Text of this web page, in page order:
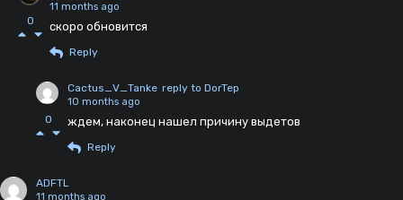
0
11 months ago
скоро обновится
Reply
0
Cactus_V_Tanke reply to DorTep
10 months ago
ждем, наконец нашел причину выдетов
Reply
ADFTL
11 months ago